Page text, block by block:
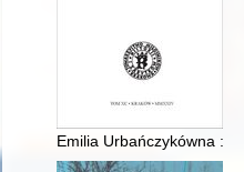
Emilia Urbańczykówna :